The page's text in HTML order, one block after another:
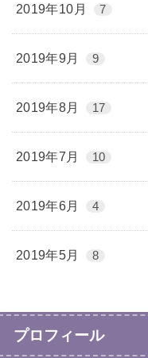
2019年10月 7
2019年9月 9
2019年8月 17
2019年7月 10
2019年6月 4
2019年5月 8
プロフィール